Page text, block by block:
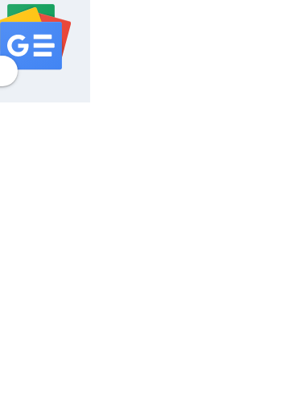
profilgoogle news